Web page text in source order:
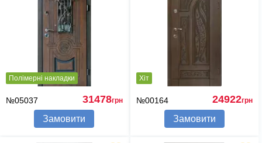
Полімерні накладки
№05037 31478грн
Замовити
Хіт
№00164 24922грн
Замовити